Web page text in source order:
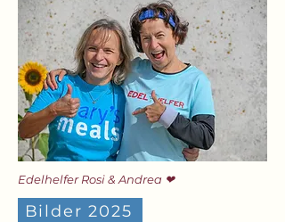
Edelhelfer Rosi & Andrea ❤
Bilder 2025